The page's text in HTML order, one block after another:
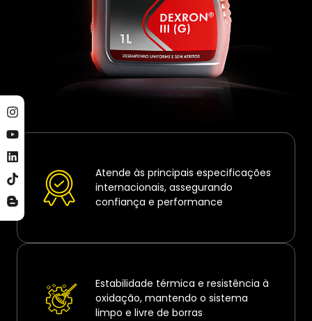
Atende às principais especificações
internacionais, assegurando
confiança e performance
Estabilidade térmica e resistência à
oxidação, mantendo o sistema
limpo e livre de borras